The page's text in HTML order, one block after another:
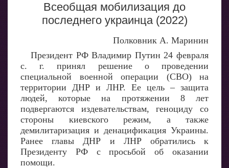
Всеобщая мобилизация до
последнего украинца (2022)
Полковник А. Маринин
Президент РФ Владимир Путин 24 февраля
с. г. принял решение о проведении
специальной военной операции (СВО) на
территории ДНР и ЛНР. Ее цель – защита
людей, которые на протяжении 8 лет
подвергаются издевательствам, геноциду со
стороны киевского режим, а также
демилитаризация и денацификация Украины.
Ранее главы ДНР и ЛНР обратились к
Президенту РФ с просьбой об оказании
помощи.